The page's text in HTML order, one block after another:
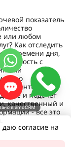
показатель
или любом
Как отследить
от времени дня,
с
клиентов в
и подсчет
качественный и
- все это
согласие на
в amoCRM